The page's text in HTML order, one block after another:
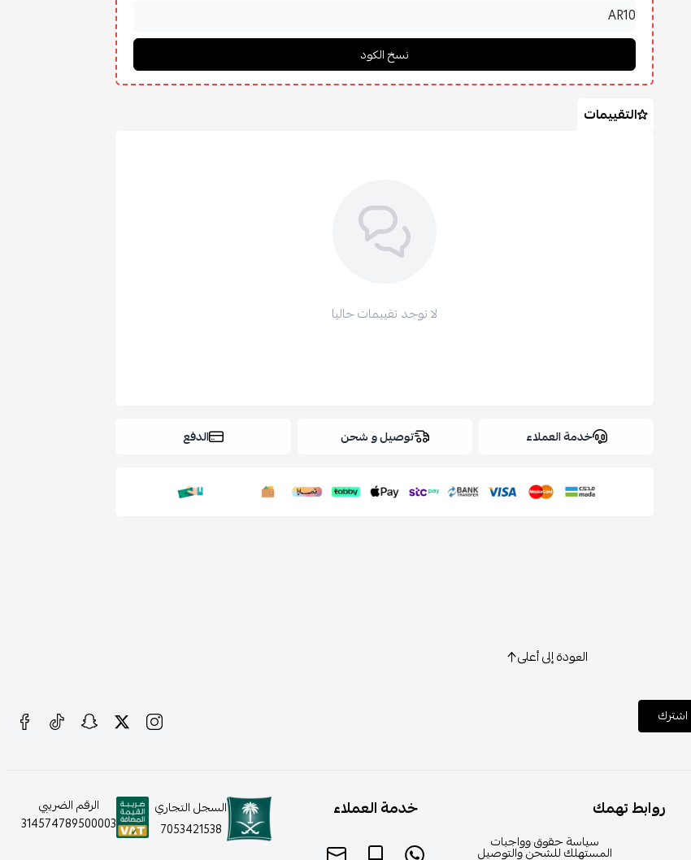
التقييمات
لا توجد تقييمات حاليا
خدمة العملاء توصيل و شحن الدفع
العودة إلى أعلى
اشترك
روابط تهمك
سياسة حقوق وواجبات
المستهلك للشحن والتوصيل
خدمة العملاء
السجل التجاري
7053421538
الرقم الضريبي
314574789500003